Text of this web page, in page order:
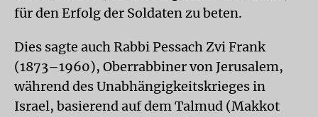
für den Erfolg der Soldaten zu beten.
Dies sagte auch Rabbi Pessach Zvi Frank
(1873–1960), Oberrabbiner von Jerusalem,
während des Unabhängigkeitskrieges in
Israel, basierend auf dem Talmud (Makkot